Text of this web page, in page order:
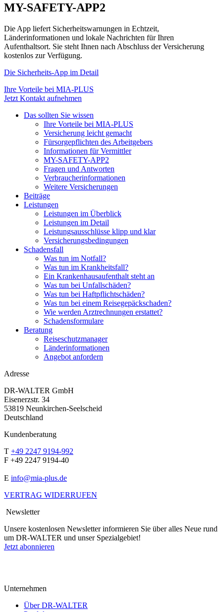
MY-SAFETY-APP2
Die App liefert Sicherheitswarnungen in Echtzeit,
Länderinformationen und lokale Nachrichten für Ihren
Aufenthaltsort. Sie steht Ihnen nach Abschluss der Versicherung
kostenlos zur Verfügung.
Die Sicherheits-App im Detail
Ihre Vorteile bei MIA-PLUS
Jetzt Kontakt aufnehmen
Das sollten Sie wissen
Ihre Vorteile bei MIA-PLUS
Versicherung leicht gemacht
Fürsorgepflichten des Arbeitgebers
Informationen für Vermittler
MY-SAFETY-APP2
Fragen und Antworten
Verbraucherinformationen
Weitere Versicherungen
Beiträge
Leistungen
Leistungen im Überblick
Leistungen im Detail
Leistungsausschlüsse klipp und klar
Versicherungsbedingungen
Schadensfall
Was tun im Notfall?
Was tun im Krankheitsfall?
Ein Krankenhausaufenthalt steht an
Was tun bei Unfallschäden?
Was tun bei Haftpflichtschäden?
Was tun bei einem Reisegepäckschaden?
Wie werden Arztrechnungen erstattet?
Schadensformulare
Beratung
Reiseschutzmanager
Länderinformationen
Angebot anfordern
Adresse
DR-WALTER GmbH
Eisenerzstr. 34
53819 Neunkirchen-Seelscheid
Deutschland
Kundenberatung
T +49 2247 9194-992
F +49 2247 9194-40
E info@mia-plus.de
VERTRAG WIDERRUFEN
Newsletter
Unsere kostenlosen Newsletter informieren Sie über alles Neue rund
um DR-WALTER und unser Spezialgebiet!
Jetzt abonnieren
Unternehmen
Über DR-WALTER